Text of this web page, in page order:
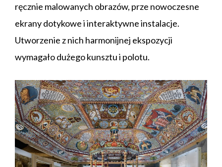
ręcznie malowanych obrazów, prze nowoczesne
ekrany dotykowe i interaktywne instalacje.
Utworzenie z nich harmonijnej ekspozycji
wymagało dużego kunsztu i polotu.